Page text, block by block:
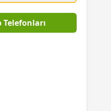
Telefonları